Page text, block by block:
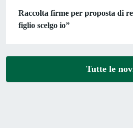
Raccolta firme per proposta di
figlio scelgo io”
Tutte le